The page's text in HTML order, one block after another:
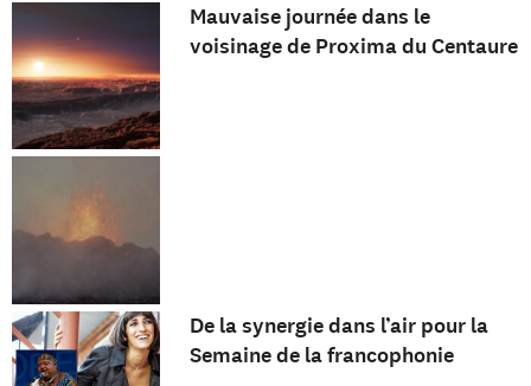
Mauvaise journée dans le
voisinage de Proxima du Centaure
De la synergie dans l’air pour la
Semaine de la francophonie